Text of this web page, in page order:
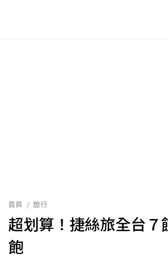
首頁 / 旅行
超划算！捷絲旅全台
飽